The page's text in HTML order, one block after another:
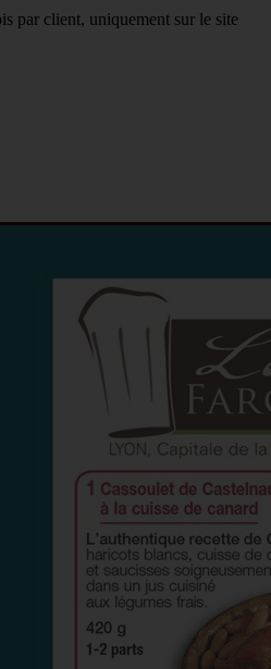
par client, uniquement sur le site